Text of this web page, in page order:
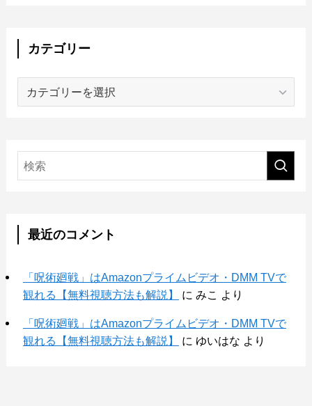
カテゴリー
ー
最近のコメント
「呪術廻戦」はAmazonプライムビデオ・DMM TVで
観れる【無料視聴方法も解説】
に みこ より
「呪術廻戦」はAmazonプライムビデオ・DMM TVで
観れる【無料視聴方法も解説】
に ゆいはな より